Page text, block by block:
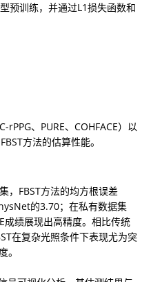
预训练，并通过L1损失函数和
rPPG、PURE、COHFACE）以
方法的估算性能。
，FBST方法的均方根误差
的3.70；在私有数据集
成绩展现出高精度。相比传统
在复杂光照条件下表现尤为突
。